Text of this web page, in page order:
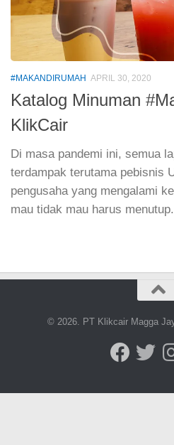
#MAKANDIRUMAH APRIL 30, 2020
Katalog Minuman
KlikCair
Di masa pandemi ini, semua
terdampak terutama pebisnis
pengusaha yang mengalami
mau tidak mau harus
© 2026. PT Klikcair Magga